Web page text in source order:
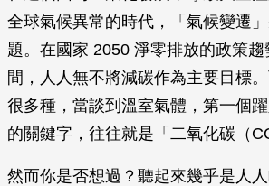
全球氣候異常的時代，「氣候變遷
題。在國家 2050 淨零排放的政策
間，人人無不將減碳作為主要目標
很多種，當談到溫室氣體，第一個
的關鍵字，往往就是「二氧化碳（
然而你是否想過？聽起來幾乎是人